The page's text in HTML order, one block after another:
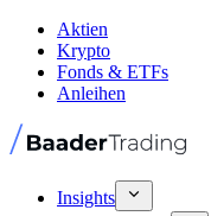
Aktien
Krypto
Fonds & ETFs
Anleihen
Insights